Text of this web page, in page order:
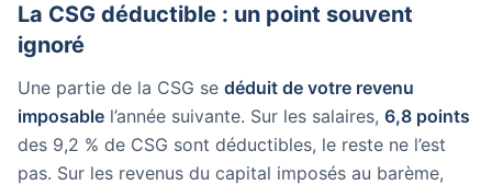
La CSG déductible : un point souvent
ignoré
Une partie de la CSG se déduit de votre revenu
imposable l’année suivante. Sur les salaires, 6,8 points
des 9,2 % de CSG sont déductibles, le reste ne l’est
pas. Sur les revenus du capital imposés au barème,